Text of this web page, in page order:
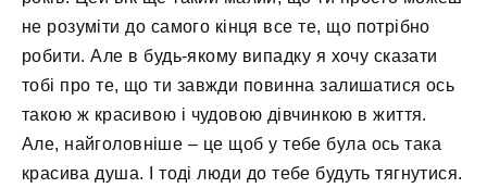
не розуміти до самого кінця все те, що потрібно
робити. Але в будь-якому випадку я хочу сказати
тобі про те, що ти завжди повинна залишатися ось
такою ж красивою і чудовою дівчинкою в життя.
Але, найголовніше – це щоб у тебе була ось така
красива душа. І тоді люди до тебе будуть тягнутися.